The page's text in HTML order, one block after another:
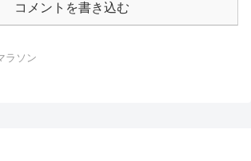
コメントを書き込む
ラソン